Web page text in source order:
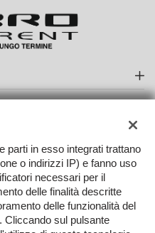
TORNA IN CIMA
parti in esso integrati trattano
o indirizzi IP) e fanno uso
necessari per il
delle finalità descritte
delle funzionalità del
Cliccando sul pulsante